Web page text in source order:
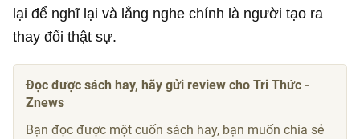
lại để nghĩ lại và lắng nghe chính là người tạo ra
thay đổi thật sự.
Đọc được sách hay, hãy gửi review cho Tri Thức -
Znews
Bạn đọc được một cuốn sách hay, bạn muốn chia sẻ